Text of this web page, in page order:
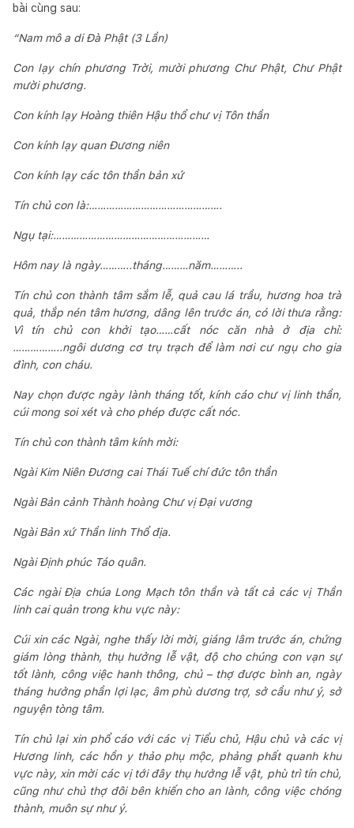
bài cùng sau:
“Nam mô a di Đà Phật (3 Lần)
Con lạy chín phương Trời, mười phương Chư Phật, Chư Phật
mười phương.
Con kính lạy Hoàng thiên Hậu thổ chư vị Tôn thần
Con kính lạy quan Đương niên
Con kính lạy các tôn thần bản xứ
Tín chủ con là:……………………………………….
Ngụ tại:………………………………………………
Hôm nay là ngày………..tháng………năm………..
Tín chủ con thành tâm sắm lễ, quả cau lá trầu, hương hoa trà
quả, thắp nén tâm hương, dâng lên trước án, có lời thưa rằng:
Vì tín chủ con khởi tạo……cất nóc căn nhà ở địa chỉ:
……………..ngôi dương cơ trụ trạch để làm nơi cư ngụ cho gia
đình, con cháu.
Nay chọn được ngày lành tháng tốt, kính cáo chư vị linh thần,
cúi mong soi xét và cho phép được cất nóc.
Tín chủ con thành tâm kính mời:
Ngài Kim Niên Đương cai Thái Tuế chí đức tôn thần
Ngài Bản cảnh Thành hoàng Chư vị Đại vương
Ngài Bản xứ Thần linh Thổ địa.
Ngài Định phúc Táo quân.
Các ngài Địa chúa Long Mạch tôn thần và tất cả các vị Thần
linh cai quản trong khu vực này:
Cúi xin các Ngài, nghe thấy lời mời, giáng lâm trước án, chứng
giám lòng thành, thụ hưởng lễ vật, độ cho chúng con vạn sự
tốt lành, công việc hanh thông, chủ – thợ được bình an, ngày
tháng hưởng phần lợi lạc, âm phù dương trợ, sở cầu như ý, sở
nguyện tòng tâm.
Tín chủ lại xin phổ cáo với các vị Tiểu chủ, Hậu chủ và các vị
Hương linh, các hồn y thảo phụ mộc, phảng phất quanh khu
vực này, xin mời các vị tới đây thụ hưởng lễ vật, phù trì tín chủ,
cũng như chủ thợ đôi bên khiến cho an lành, công việc chóng
thành, muôn sự như ý.